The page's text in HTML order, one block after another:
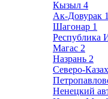
Кызыл 4
Ак-Довурак 1
Шагонар 1
Республика
Магас 2
Назрань 2
Северо-
Ненецкий